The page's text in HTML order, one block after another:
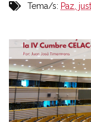
Tema/s: Paz,